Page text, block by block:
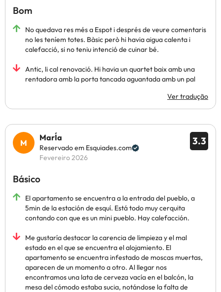
Bom
No quedava res més a Espot i després de veure comentaris
no les teníem totes. Bàsic però hi havia aigua calenta i
calefacció, si no teniu intenció de cuinar bé.
Antic, li cal renovació. Hi havia un quartet baix amb una
rentadora amb la porta tancada aguantada amb un pal
Ver tradução
3.3
MarÍa
Reservado em Esquiades.com
Fevereiro 2026
Básico
El apartamento se encuentra a la entrada del pueblo, a
5min de la estación de esquí. Está todo muy cerquita
contando con que es un mini pueblo. Hay calefacción.
Me gustaría destacar la carencia de limpieza y el mal
estado en el que se encuentra el alojamiento. El
apartamento se encuentra infestado de moscas muertas,
aparecen de un momento a otro. Al llegar nos
encontramos una lata de cerveza vacía en el balcón, la
mesa del cómodo estaba sucia, notándose la falta de